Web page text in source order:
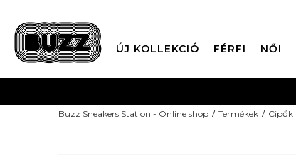
ÚJ KOLLEKCIÓ FÉRFI NŐI
Buzz Sneakers Station - Online shop Termékek Cipők